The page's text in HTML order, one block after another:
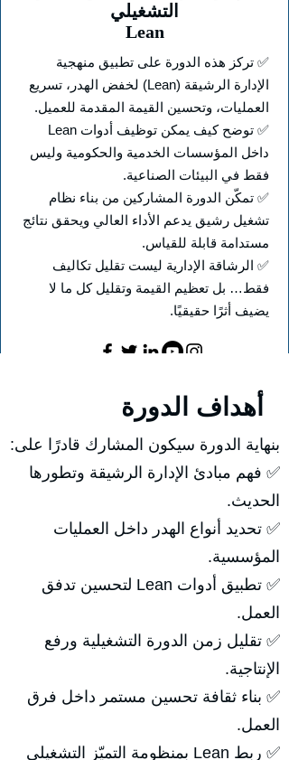
التشغيلي
Lean
✅ تركز هذه الدورة على تطبيق منهجية
الإدارة الرشيقة (Lean) لخفض الهدر، تسريع
العمليات، وتحسين القيمة المقدمة للعميل.
✅ توضح كيف يمكن توظيف أدوات Lean
داخل المؤسسات الخدمية والحكومية وليس
فقط في البيئات الصناعية.
✅ تمكّن الدورة المشاركين من بناء نظام
تشغيل رشيق يدعم الأداء العالي ويحقق نتائج
مستدامة قابلة للقياس.
✅ الرشاقة الإدارية ليست تقليل تكاليف
فقط… بل تعظيم القيمة وتقليل كل ما لا
يضيف أثرًا حقيقيًا.
بنهاية الدورة سيكون المشارك قادرًا على:
✅ فهم مبادئ الإدارة الرشيقة وتطورها
الحديث.
✅ تحديد أنواع الهدر داخل العمليات
المؤسسية.
✅ تطبيق أدوات Lean لتحسين تدفق
العمل.
✅ تقليل زمن الدورة التشغيلية ورفع
الإنتاجية.
✅ بناء ثقافة تحسين مستمر داخل فرق
العمل.
✅ ربط Lean بمنظومة التميّز التشغيلي